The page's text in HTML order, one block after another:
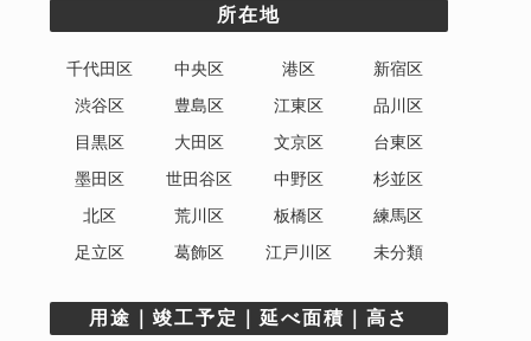
所在地
千代田区 中央区 港区
新宿区
渋谷区
豊島区 江東区
品川区
目黒区
大田区 文京区
台東区
墨田区
世田谷区 中野区
杉並区
北区
荒川区 板橋区
練馬区
足立区
葛飾区 江戸川区 未分類
用途｜竣工予定｜延べ面積｜高さ